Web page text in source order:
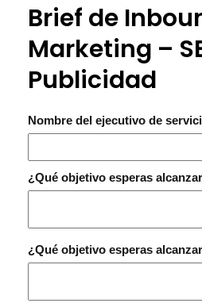
Brief de
Marketing –
Publicidad
Nombre del ejecutivo de
¿Qué objetivo esperas
¿Qué objetivo esperas